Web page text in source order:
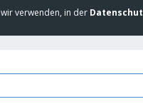
verwenden, in der